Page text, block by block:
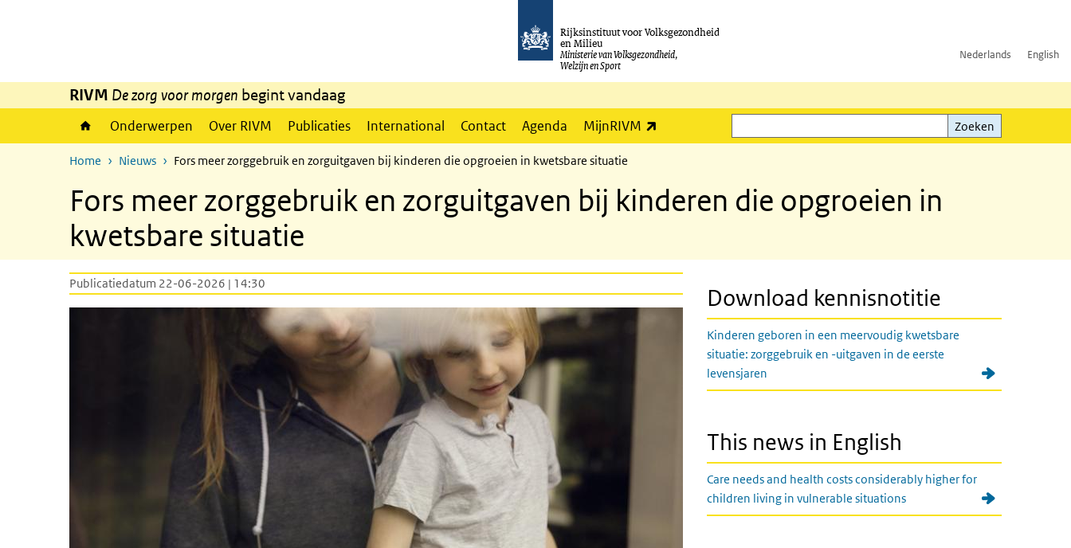
Rijksinstituut voor Volksgezondheid
en Milieu
Ministerie van Volksgezondheid,
Welzijn en Sport
Nederlands English
RIVM De zorg voor morgen begint vandaag
Onderwerpen Over RIVM Publicaties International Contact Agenda MijnRIVM
Zoeken
Zoeken
Home Nieuws Fors meer zorggebruik en zorguitgaven bij kinderen die opgroeien in kwetsbare situatie
Fors meer zorggebruik en zorguitgaven bij kinderen die opgroeien in
kwetsbare situatie
Publicatiedatum 22-06-2026 | 14:30
Download kennisnotitie
Kinderen geboren in een meervoudig kwetsbare
situatie: zorggebruik en -uitgaven in de eerste
levensjaren
This news in English
Care needs and health costs considerably higher for
children living in vulnerable situations